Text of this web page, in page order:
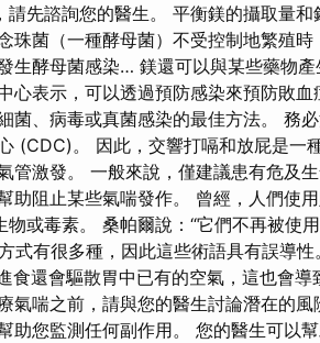
先諮詢您的醫生。 平衡鎂的攝取量
珠菌（一種酵母菌）不受控制地繁殖
生酵母菌感染… 鎂還可以與某些藥物
心表示，可以透過預防感染來預防敗
菌、病毒或真菌感染的最佳方法。 務
(CDC)。 因此，交響打嗝和放屁是一
管激發。 一般來說，僅建議患有危及
助阻止某些氣喘發作。 曾經，人們使
或毒素。 桑帕爾說：“它們不再被使
式有很多種，因此這些術語具有誤導
還會驅散胃中已有的空氣，這也會導
氣喘之前，請與您的醫生討論潛在的
助您監測任何副作用。 您的醫生可以